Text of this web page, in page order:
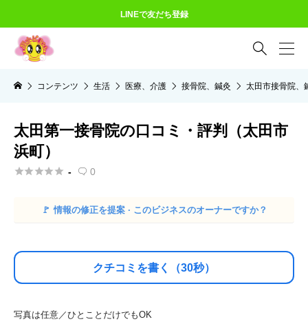
LINEで友だち登録

コンテンツ 生活 医療、介護 接骨院、鍼灸 太田市接骨院、
太田第一接骨院の口コミ・評判（太田市
浜町）
 -  0
🚩 情報の修正を提案 · このビジネスのオーナーですか？
クチコミを書く（30秒）
写真は任意／ひとことだけでもOK